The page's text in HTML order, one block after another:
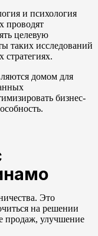
и психология
проводят
целевую
таких исследований
домом для
бизнес-
Это
на решении
продаж, улучшение